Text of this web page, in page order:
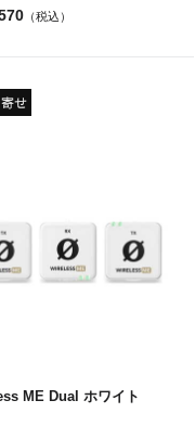
（税込）
ME Dual ホワイト